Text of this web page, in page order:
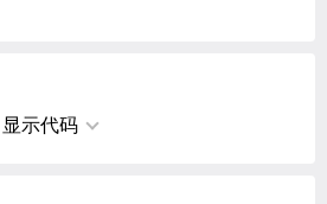
显示代码